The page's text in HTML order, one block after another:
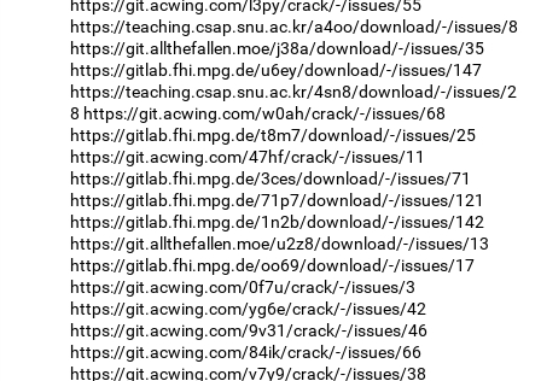
https://git.acwing.com/l3py/crack/-/issues/55
https://teaching.csap.snu.ac.kr/a4oo/download/-/issues/8
https://git.allthefallen.moe/j38a/download/-/issues/35
https://gitlab.fhi.mpg.de/u6ey/download/-/issues/147
https://teaching.csap.snu.ac.kr/4sn8/download/-/issues/2
8 https://git.acwing.com/w0ah/crack/-/issues/68
https://gitlab.fhi.mpg.de/t8m7/download/-/issues/25
https://git.acwing.com/47hf/crack/-/issues/11
https://gitlab.fhi.mpg.de/3ces/download/-/issues/71
https://gitlab.fhi.mpg.de/71p7/download/-/issues/121
https://gitlab.fhi.mpg.de/1n2b/download/-/issues/142
https://git.allthefallen.moe/u2z8/download/-/issues/13
https://gitlab.fhi.mpg.de/oo69/download/-/issues/17
https://git.acwing.com/0f7u/crack/-/issues/3
https://git.acwing.com/yg6e/crack/-/issues/42
https://git.acwing.com/9v31/crack/-/issues/46
https://git.acwing.com/84ik/crack/-/issues/66
https://git.acwing.com/v7y9/crack/-/issues/38